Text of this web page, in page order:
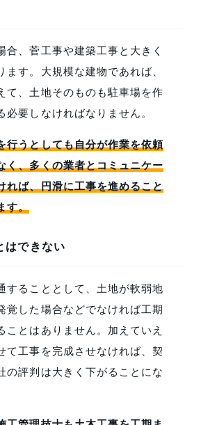
合、菅工事や建築工事と大きく
ます。大規模な建物であれば、
て、土地そのものも駐車場を作
必要しなければなりません。
行うとしても自分が作業を依頼
く、多くの業者とコミュニケー
れば、円滑に工事を進めること
す。
はできない
することとして、土地が軟弱地
覚した場合などでなければ工期
ことはありません。加えていえ
て工事を完成させなければ、契
の評判は大きく下がることにな